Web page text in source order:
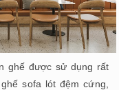
ghế được sử dụng rất
sofa lót đệm cứng,